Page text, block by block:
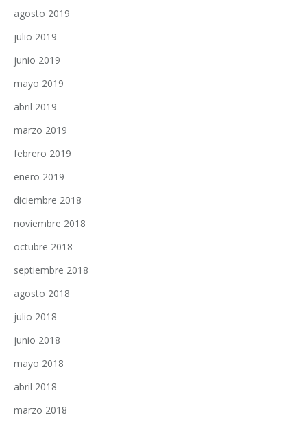
agosto 2019
julio 2019
junio 2019
mayo 2019
abril 2019
marzo 2019
febrero 2019
enero 2019
diciembre 2018
noviembre 2018
octubre 2018
septiembre 2018
agosto 2018
julio 2018
junio 2018
mayo 2018
abril 2018
marzo 2018